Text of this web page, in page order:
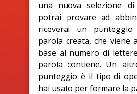
una nuova selezione
potrai provare ad
riceverai un
parola creata, che viene
base al numero di
parola contiene. Un
punteggio è il tipo di
hai usato per formare la